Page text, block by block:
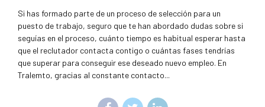
Si has formado parte de un proceso de selección para un
puesto de trabajo, seguro que te han abordado dudas sobre si
seguías en el proceso, cuánto tiempo es habitual esperar hasta
que el reclutador contacta contigo o cuántas fases tendrías
que superar para conseguir ese deseado nuevo empleo. En
Tralemto, gracias al constante contacto...